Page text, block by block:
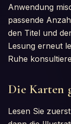
Anwendung
passende
den Titel und
Lesung erneut
Ruhe
Die Karten
Lesen Sie